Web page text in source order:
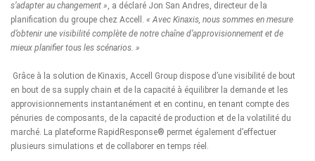
s’adapter au changement », a déclaré Jon San Andres, directeur de la
planification du groupe chez Accell. « Avec Kinaxis, nous sommes en mesure
d’obtenir une visibilité complète de notre chaîne d’approvisionnement et de
mieux planifier tous les scénarios. »
Grâce à la solution de Kinaxis, Accell Group dispose d’une visibilité de bout
en bout de sa supply chain et de la capacité à équilibrer la demande et les
approvisionnements instantanément et en continu, en tenant compte des
pénuries de composants, de la capacité de production et de la volatilité du
marché. La plateforme RapidResponse® permet également d’effectuer
plusieurs simulations et de collaborer en temps réel.